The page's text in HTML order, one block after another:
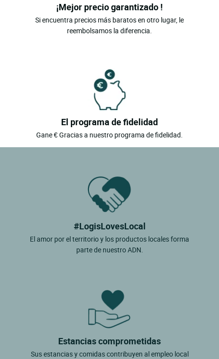
¡Mejor precio garantizado !
Si encuentra precios más baratos en otro lugar, le
reembolsamos la diferencia.
El programa de fidelidad
Gane € Gracias a nuestro programa de fidelidad.
#LogisLovesLocal
El amor por el territorio y los productos locales forma
parte de nuestro ADN.
Estancias comprometidas
Sus estancias y comidas contribuyen al empleo local